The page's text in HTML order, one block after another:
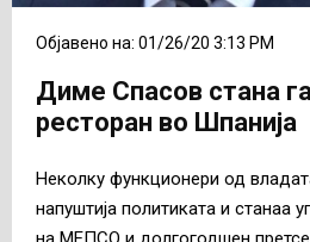
Објавено на: 01/26/20 3:13 PM
Диме Спасов стана
ресторан во Шпанија
Неколку функционери од
напуштија политиката и станаа